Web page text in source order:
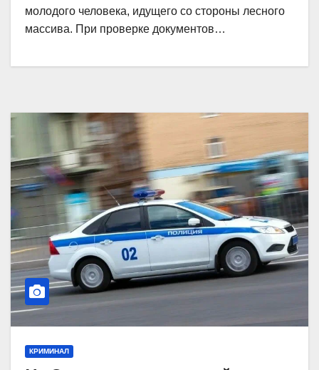
молодого человека, идущего со стороны лесного
массива. При проверке документов…
КРИМИНАЛ